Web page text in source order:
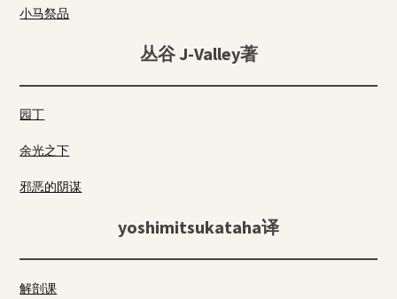
小马祭品
丛谷 J-Valley著
园丁
余光之下
邪恶的阴谋
yoshimitsukataha译
解剖课